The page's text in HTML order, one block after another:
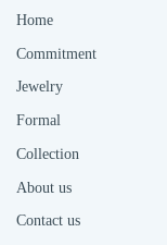
Home
Commitment
Jewelry
Formal
Collection
About us
Contact us